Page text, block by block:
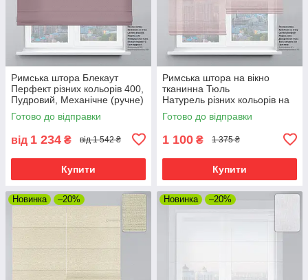
Римська штора Блекаут
Перфект різних кольорів 400,
Пудровий, Механічне (ручне)
Готово до відправки
від 1 234 ₴ від 1 542 ₴
Купити
Римська штора на вікно
тканинна Тюль
Натурель різних кольорів на
кухню, дитячу, у спальню
Готово до відправки
1 100 ₴ 1 375 ₴
Купити
Новинка –20% Новинка –20%